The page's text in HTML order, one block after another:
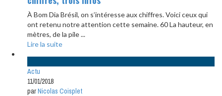
À Bom Dia Brésil, on s’intéresse aux chiffres. Voici ceux qui
ont retenu notre attention cette semaine. 60 La hauteur, en
mètres, de la pile ...
Lire la suite
Actu
11/01/2018
parNicolas Coisplet